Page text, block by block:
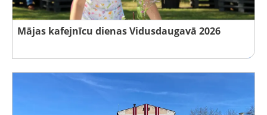
Mājas kafejnīcu dienas Vidusdaugavā 2026